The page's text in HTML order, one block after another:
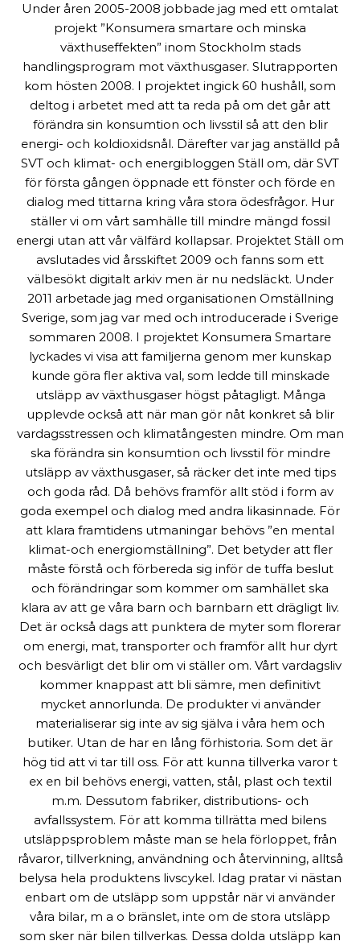
Under åren 2005-2008 jobbade jag med ett omtalat
projekt ”Konsumera smartare och minska
växthuseffekten” inom Stockholm stads
handlingsprogram mot växthusgaser. Slutrapporten
kom hösten 2008. I projektet ingick 60 hushåll, som
deltog i arbetet med att ta reda på om det går att
förändra sin konsumtion och livsstil så att den blir
energi- och koldioxidsnål. Därefter var jag anställd på
SVT och klimat- och energibloggen Ställ om, där SVT
för första gången öppnade ett fönster och förde en
dialog med tittarna kring våra stora ödesfrågor. Hur
ställer vi om vårt samhälle till mindre mängd fossil
energi utan att vår välfärd kollapsar. Projektet Ställ om
avslutades vid årsskiftet 2009 och fanns som ett
välbesökt digitalt arkiv men är nu nedsläckt. Under
2011 arbetade jag med organisationen Omställning
Sverige, som jag var med och introducerade i Sverige
sommaren 2008. I projektet Konsumera Smartare
lyckades vi visa att familjerna genom mer kunskap
kunde göra fler aktiva val, som ledde till minskade
utsläpp av växthusgaser högst påtagligt. Många
upplevde också att när man gör nåt konkret så blir
vardagsstressen och klimatångesten mindre. Om man
ska förändra sin konsumtion och livsstil för mindre
utsläpp av växthusgaser, så räcker det inte med tips
och goda råd. Då behövs framför allt stöd i form av
goda exempel och dialog med andra likasinnade. För
att klara framtidens utmaningar behövs ”en mental
klimat-och energiomställning”. Det betyder att fler
måste förstå och förbereda sig inför de tuffa beslut
och förändringar som kommer om samhället ska
klara av att ge våra barn och barnbarn ett drägligt liv.
Det är också dags att punktera de myter som florerar
om energi, mat, transporter och framför allt hur dyrt
och besvärligt det blir om vi ställer om. Vårt vardagsliv
kommer knappast att bli sämre, men definitivt
mycket annorlunda. De produkter vi använder
materialiserar sig inte av sig själva i våra hem och
butiker. Utan de har en lång förhistoria. Som det är
hög tid att vi tar till oss. För att kunna tillverka varor t
ex en bil behövs energi, vatten, stål, plast och textil
m.m. Dessutom fabriker, distributions- och
avfallssystem. För att komma tillrätta med bilens
utsläppsproblem måste man se hela förloppet, från
råvaror, tillverkning, användning och återvinning, alltså
belysa hela produktens livscykel. Idag pratar vi nästan
enbart om de utsläpp som uppstår när vi använder
våra bilar, m a o bränslet, inte om de stora utsläpp
som sker när bilen tillverkas. Dessa dolda utsläpp kan